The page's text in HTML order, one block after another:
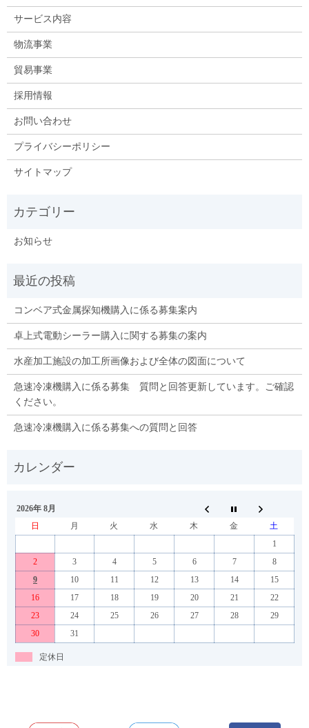
サービス内容
物流事業
貿易事業
採用情報
お問い合わせ
プライバシーポリシー
サイトマップ
お知らせ
コンベア式金属探知機購入に係る募集案内
卓上式電動シーラー購入に関する募集の案内
水産加工施設の加工所画像および全体の図面について
急速冷凍機購入に係る募集 質問と回答更新しています。ご確認
ください。
急速冷凍機購入に係る募集への質問と回答
2026年 8月
日
月 火 水 木 金
土
1
2
3 4 5 6 7
8
9
10 11 12 13 14
15
16
17 18 19 20 21
22
23
24 25 26 27 28
29
30
31
定休日